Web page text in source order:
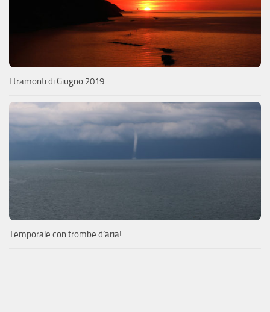
I tramonti di Giugno 2019
Temporale con trombe d’aria!